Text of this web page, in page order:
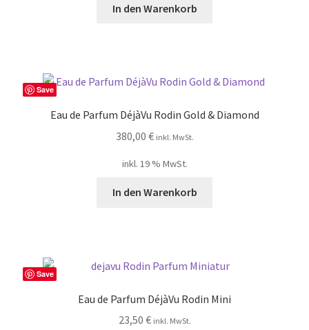
In den Warenkorb
Save
Eau de Parfum DéjàVu Rodin Gold & Diamond
380,00 € inkl. MwSt.
inkl. 19 % MwSt.
In den Warenkorb
Save
Eau de Parfum DéjàVu Rodin Mini
23,50 € inkl. MwSt.